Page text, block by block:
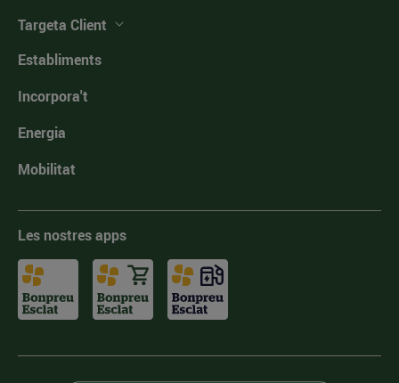
Targeta Client
Establiments
Incorpora't
Energia
Mobilitat
Les nostres apps